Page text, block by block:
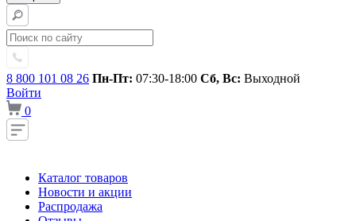
8 800 101 08 26 Пн-Пт: 07:30-18:00 Сб, Вс: Выходной
Войти
0
Каталог товаров
Новости и акции
Распродажа